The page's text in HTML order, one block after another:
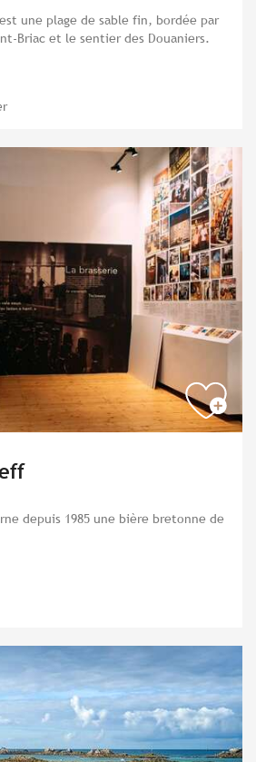
une plage de sable fin, bordée par
Briac et le sentier des Douaniers.
depuis 1985 une bière bretonne de